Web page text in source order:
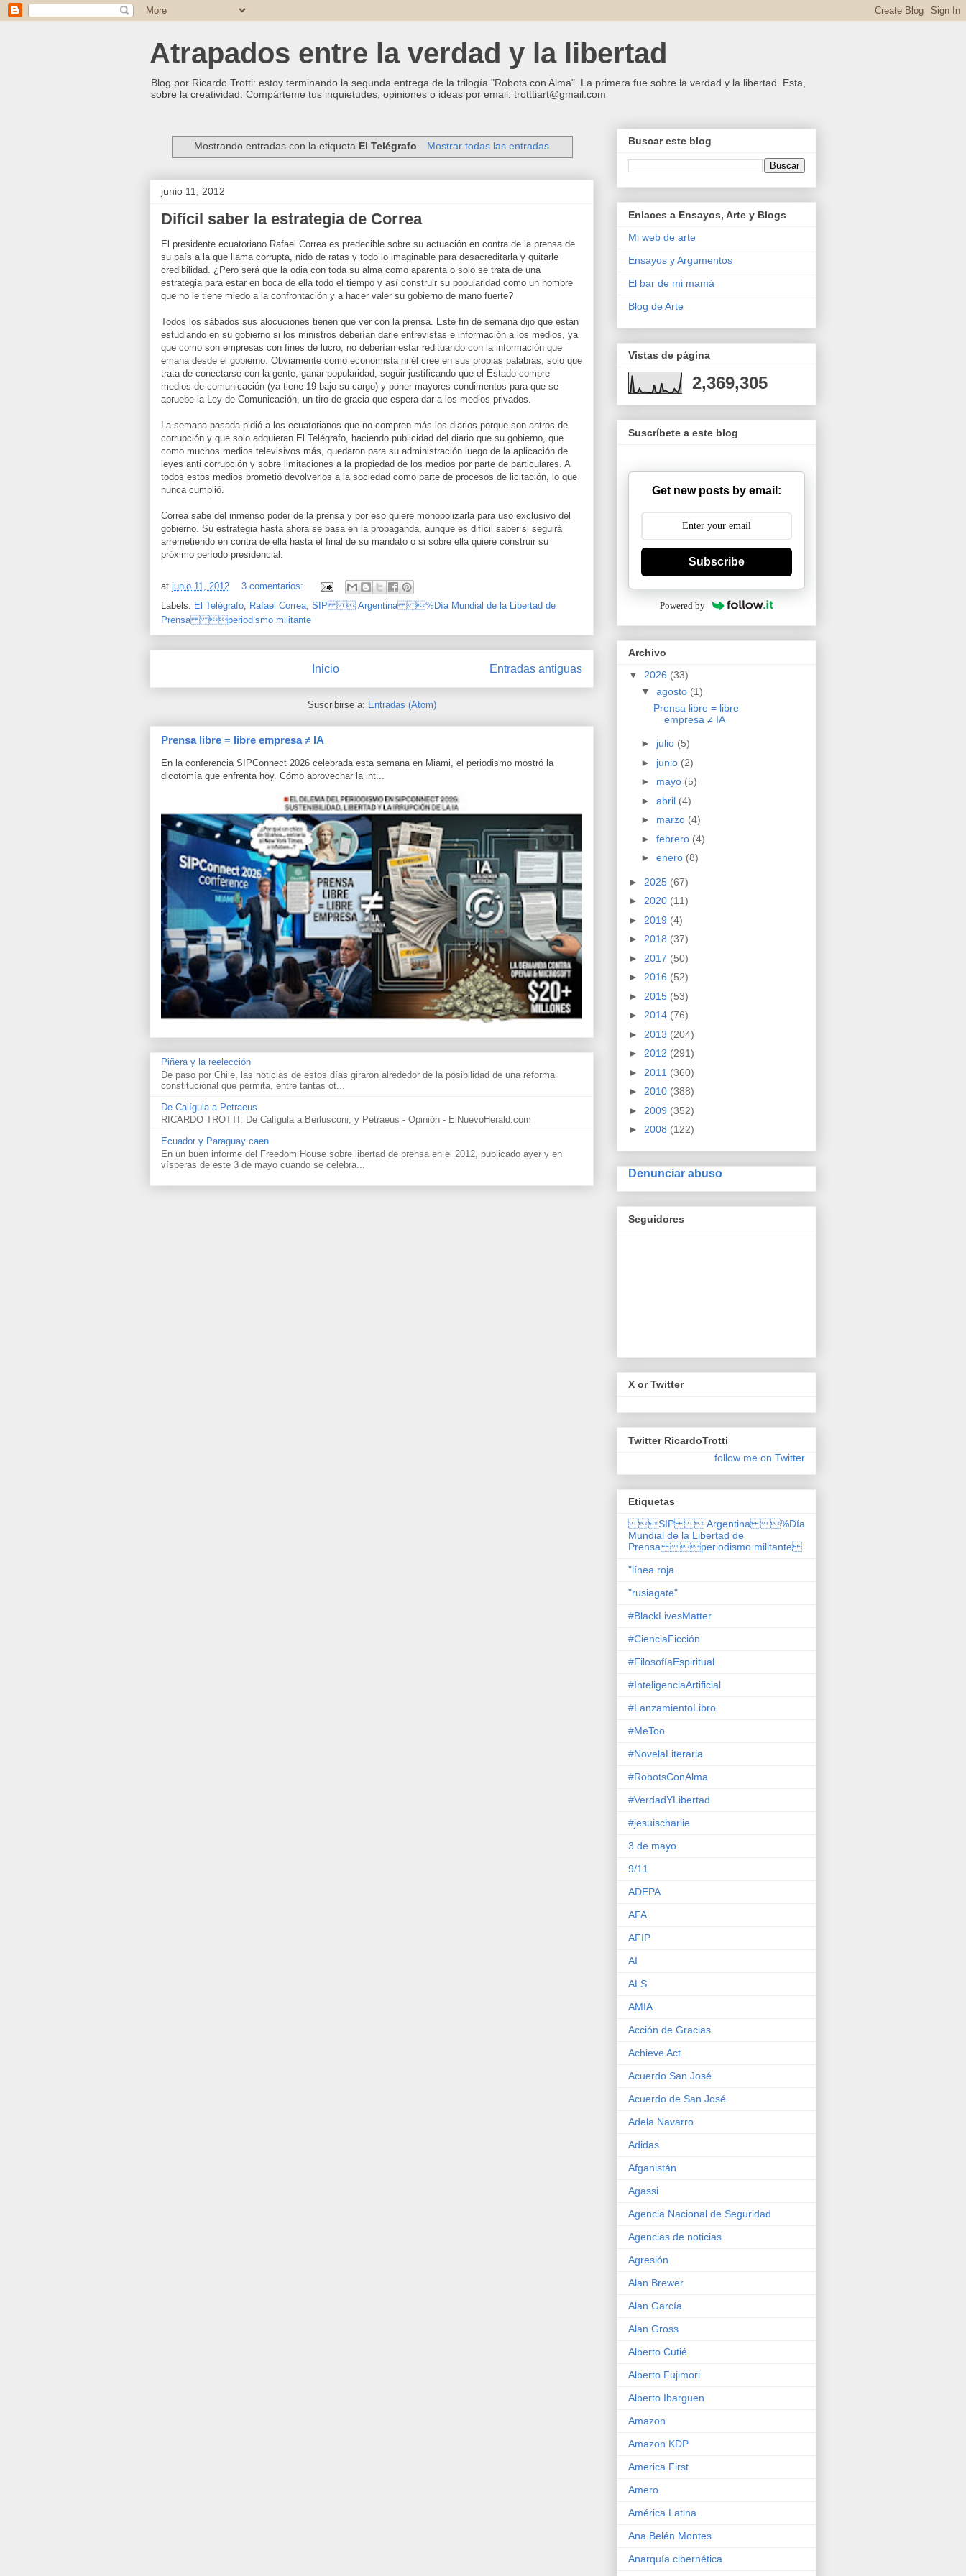
Atrapados entre la verdad y la libertad
Blog por Ricardo Trotti: estoy terminando la segunda entrega de la trilogía "Robots con Alma". La primera fue sobre la verdad y la libertad. Esta,
sobre la creatividad. Compárteme tus inquietudes, opiniones o ideas por email: trotttiart@gmail.com
Mostrando entradas con la etiqueta El Telégrafo. Mostrar todas las entradas
junio 11, 2012
Difícil saber la estrategia de Correa
El presidente ecuatoriano Rafael Correa es predecible sobre su actuación en contra de la prensa de
su país a la que llama corrupta, nido de ratas y todo lo imaginable para desacreditarla y quitarle
credibilidad. ¿Pero será que la odia con toda su alma como aparenta o solo se trata de una
estrategia para estar en boca de ella todo el tiempo y así construir su popularidad como un hombre
que no le tiene miedo a la confrontación y a hacer valer su gobierno de mano fuerte?
Todos los sábados sus alocuciones tienen que ver con la prensa. Este fin de semana dijo que están
estudiando en su gobierno si los ministros deberían darle entrevistas e información a los medios, ya
que como son empresas con fines de lucro, no deberían estar redituando con la información que
emana desde el gobierno. Obviamente como economista ni él cree en sus propias palabras, solo que
trata de conectarse con la gente, ganar popularidad, seguir justificando que el Estado compre
medios de comunicación (ya tiene 19 bajo su cargo) y poner mayores condimentos para que se
apruebe la Ley de Comunicación, un tiro de gracia que espera dar a los medios privados.
La semana pasada pidió a los ecuatorianos que no compren más los diarios porque son antros de
corrupción y que solo adquieran El Telégrafo, haciendo publicidad del diario que su gobierno, que
como muchos medios televisivos más, quedaron para su administración luego de la aplicación de
leyes anti corrupción y sobre limitaciones a la propiedad de los medios por parte de particulares. A
todos estos medios prometió devolverlos a la sociedad como parte de procesos de licitación, lo que
nunca cumplió.
Correa sabe del inmenso poder de la prensa y por eso quiere monopolizarla para uso exclusivo del
gobierno. Su estrategia hasta ahora se basa en la propaganda, aunque es difícil saber si seguirá
arremetiendo en contra de ella hasta el final de su mandato o si sobre ella quiere construir su
próximo período presidencial.
at junio 11, 2012
3 comentarios:
Labels: El Telégrafo Rafael Correa SIP  Argentina %Día Mundial de la Libertad de
Prensa periodismo militante
Entradas antiguas
Inicio
Suscribirse a: Entradas (Atom)
Prensa libre = libre empresa ≠ IA
En la conferencia SIPConnect 2026 celebrada esta semana en Miami, el periodismo mostró la
dicotomía que enfrenta hoy. Cómo aprovechar la int...
Piñera y la reelección
De paso por Chile, las noticias de estos días giraron alrededor de la posibilidad de una reforma
constitucional que permita, entre tantas ot...
De Calígula a Petraeus
RICARDO TROTTI: De Calígula a Berlusconi; y Petraeus - Opinión - ElNuevoHerald.com
Ecuador y Paraguay caen
En un buen informe del Freedom House sobre libertad de prensa en el 2012, publicado ayer y en
vísperas de este 3 de mayo cuando se celebra...
Buscar este blog
Enlaces a Ensayos, Arte y Blogs
Mi web de arte
Ensayos y Argumentos
El bar de mi mamá
Blog de Arte
Vistas de página
2,369,305
Suscríbete a este blog
Get new posts by email:
Subscribe
Powered by
Archivo
▼ 2026 (33)
▼ agosto (1)
Prensa libre = libre
empresa ≠ IA
► julio (5)
► junio (2)
► mayo (5)
► abril (4)
► marzo (4)
► febrero (4)
► enero (8)
► 2025 (67)
► 2020 (11)
► 2019 (4)
► 2018 (37)
► 2017 (50)
► 2016 (52)
► 2015 (53)
► 2014 (76)
► 2013 (204)
► 2012 (291)
► 2011 (360)
► 2010 (388)
► 2009 (352)
► 2008 (122)
Denunciar abuso
Seguidores
X or Twitter
Twitter RicardoTrotti
follow me on Twitter
Etiquetas
SIP  Argentina %Día
Mundial de la Libertad de
Prensa periodismo militante
"línea roja
"rusiagate"
#BlackLivesMatter
#CienciaFicción
#FilosofíaEspiritual
#InteligenciaArtificial
#LanzamientoLibro
#MeToo
#NovelaLiteraria
#RobotsConAlma
#VerdadYLibertad
#jesuischarlie
3 de mayo
9/11
ADEPA
AFA
AFIP
AI
ALS
AMIA
Acción de Gracias
Achieve Act
Acuerdo San José
Acuerdo de San José
Adela Navarro
Adidas
Afganistán
Agassi
Agencia Nacional de Seguridad
Agencias de noticias
Agresión
Alan Brewer
Alan García
Alan Gross
Alberto Cutié
Alberto Fujimori
Alberto Ibarguen
Amazon
Amazon KDP
America First
Amero
América Latina
Ana Belén Montes
Anarquía cibernética